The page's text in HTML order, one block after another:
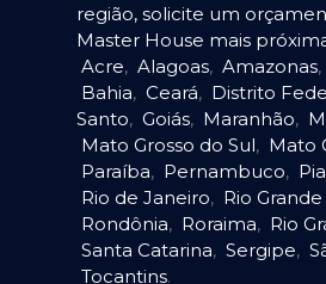
região, solicite um
Master House mais
Acre, Alagoas, Amazonas,
Bahia, Ceará, Distrito
Santo, Goiás, Maranhão,
Mato Grosso do Sul, Mato
Paraíba, Pernambuco,
Rio de Janeiro, Rio
Rondônia, Roraima, Rio
Santa Catarina, Sergipe,
Tocantins.